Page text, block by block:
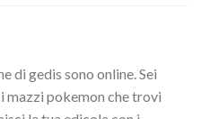
di gedis sono online. Sei
mazzi pokemon che trovi